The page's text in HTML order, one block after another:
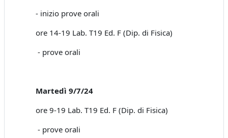
- inizio prove orali
ore 14-19 Lab. T19 Ed. F (Dip. di Fisica)
- prove orali
Martedì 9/7/24
ore 9-19 Lab. T19 Ed. F (Dip. di Fisica)
- prove orali